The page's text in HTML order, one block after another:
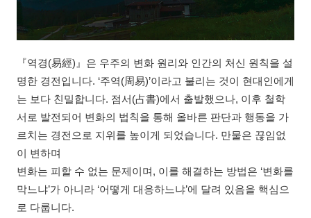
『역경(易經)』은 우주의 변화 원리와 인간의 처신 원칙을 설
명한 경전입니다. ‘주역(周易)’이라고 불리는 것이 현대인에게
는 보다 친밀합니다. 점서(占書)에서 출발했으나, 이후 철학
서로 발전되어 변화의 법칙을 통해 올바른 판단과 행동을 가
르치는 경전으로 지위를 높이게 되었습니다. 만물은 끊임없
이 변하며
변화는 피할 수 없는 문제이며, 이를 해결하는 방법은 ‘변화를
막느냐’가 아니라 ‘어떻게 대응하느냐’에 달려 있음을 핵심으
로 다룹니다.